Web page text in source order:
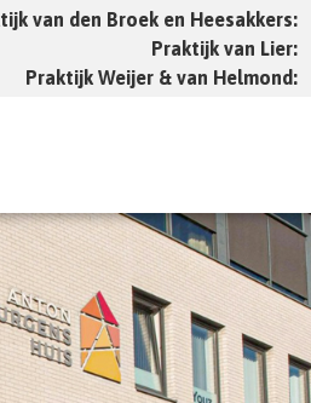
van den Broek en Heesakkers:
Praktijk van Lier:
Praktijk Weijer & van Helmond: